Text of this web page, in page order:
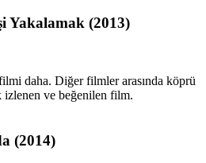
Yakalamak (2013)
daha. Diğer filmler arasında köprü
ve beğenilen film.
(2014)